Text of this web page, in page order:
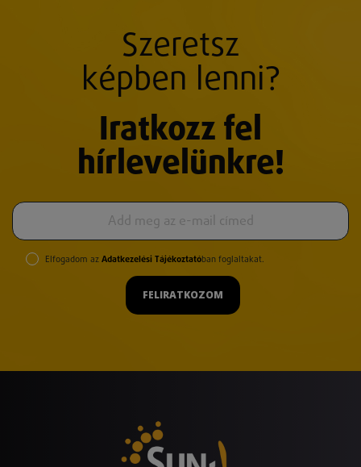
Szeretsz
képben lenni?
Iratkozz fel
hírlevelünkre!
Elfogadom az Adatkezelési Tájékoztatóban foglaltakat.
FELIRATKOZOM